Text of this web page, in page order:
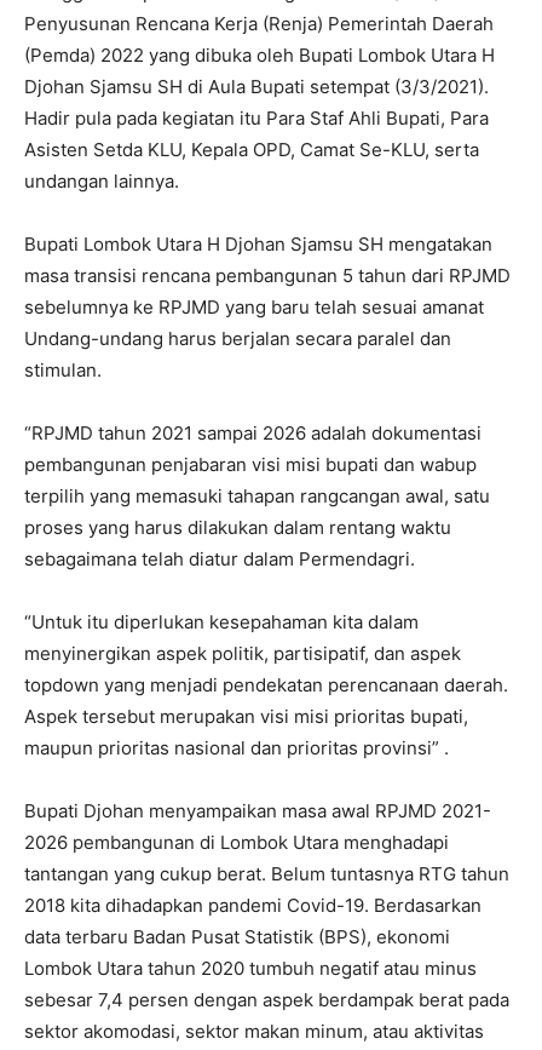
Penyusunan Rencana Kerja (Renja) Pemerintah Daerah
(Pemda) 2022 yang dibuka oleh Bupati Lombok Utara H
Djohan Sjamsu SH di Aula Bupati setempat (3/3/2021).
Hadir pula pada kegiatan itu Para Staf Ahli Bupati, Para
Asisten Setda KLU, Kepala OPD, Camat Se-KLU, serta
undangan lainnya.
Bupati Lombok Utara H Djohan Sjamsu SH mengatakan
masa transisi rencana pembangunan 5 tahun dari RPJMD
sebelumnya ke RPJMD yang baru telah sesuai amanat
Undang-undang harus berjalan secara paralel dan
stimulan.
“RPJMD tahun 2021 sampai 2026 adalah dokumentasi
pembangunan penjabaran visi misi bupati dan wabup
terpilih yang memasuki tahapan rangcangan awal, satu
proses yang harus dilakukan dalam rentang waktu
sebagaimana telah diatur dalam Permendagri.
“Untuk itu diperlukan kesepahaman kita dalam
menyinergikan aspek politik, partisipatif, dan aspek
topdown yang menjadi pendekatan perencanaan daerah.
Aspek tersebut merupakan visi misi prioritas bupati,
maupun prioritas nasional dan prioritas provinsi” .
Bupati Djohan menyampaikan masa awal RPJMD 2021-
2026 pembangunan di Lombok Utara menghadapi
tantangan yang cukup berat. Belum tuntasnya RTG tahun
2018 kita dihadapkan pandemi Covid-19. Berdasarkan
data terbaru Badan Pusat Statistik (BPS), ekonomi
Lombok Utara tahun 2020 tumbuh negatif atau minus
sebesar 7,4 persen dengan aspek berdampak berat pada
sektor akomodasi, sektor makan minum, atau aktivitas